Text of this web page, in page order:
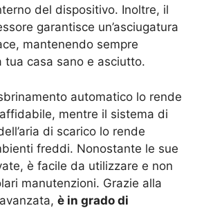
del dispositivo. Inoltre, il
garantisce un’asciugatura
mantenendo sempre
tua casa sano e asciutto.
automatico lo rende
mentre il sistema di
di scarico lo rende
freddi. Nonostante le sue
è facile da utilizzare e non
manutenzioni. Grazie alla
è in grado di